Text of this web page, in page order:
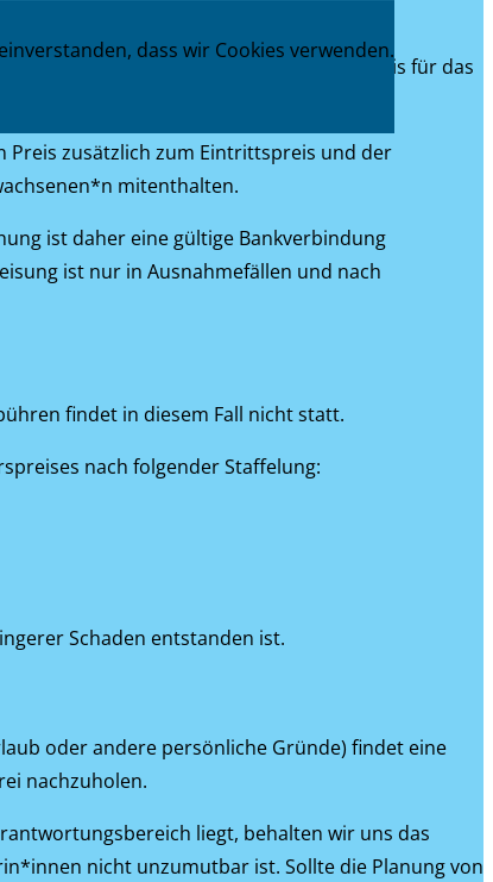
ausgewiesenen Preis nur der Eintrittspreis für das
Preis zusätzlich zum Eintrittspreis und der
mitenthalten.
ist daher eine gültige Bankverbindung
ist nur in Ausnahmefällen und nach
findet in diesem Fall nicht statt.
nach folgender Staffelung:
Schaden entstanden ist.
oder andere persönliche Gründe) findet eine
nachzuholen.
liegt, behalten wir uns das
nicht unzumutbar ist. Sollte die Planung von
dass wir Cookies verwenden.